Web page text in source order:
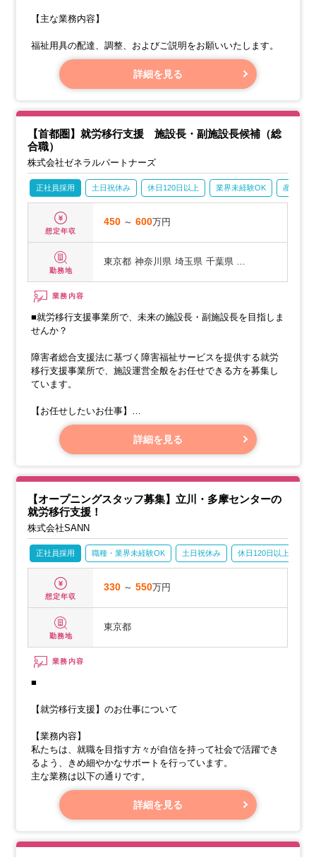
【主な業務内容】
福祉用具の配達、調整、およびご説明をお願いいたします。
詳細を見る
【首都圏】就労移行支援 施設長・副施設長候補（総
合職）
株式会社ゼネラルパートナーズ
正社員採用 土日祝休み 休日120日以上 業界未経験OK 産休・育
想定年収
450 ～600万円
勤務地
東京都 神奈川県 埼玉県 千葉県 …
業務内容
■就労移行支援事業所で、未来の施設長・副施設長を目指しま
せんか？
障害者総合支援法に基づく障害福祉サービスを提供する就労
移行支援事業所で、施設運営全般をお任せできる方を募集し
ています。
【お任せしたいお仕事】
・支援業務（障害をお持ちの方の就労支援全般）
・ビジネスマナーやコミュニケーション改善などの各種研
修・実習トレーニングの実施
詳細を見る
【オープニングスタッフ募集】立川・多摩センターの
就労移行支援！
株式会社SANN
正社員採用 職種・業界未経験OK 土日祝休み 休日120日以上
想定年収
330 ～550万円
勤務地
東京都
業務内容
■
【就労移行支援】のお仕事について
【業務内容】
私たちは、就職を目指す方々が自信を持って社会で活躍でき
るよう、きめ細やかなサポートを行っています。
主な業務は以下の通りです。
詳細を見る